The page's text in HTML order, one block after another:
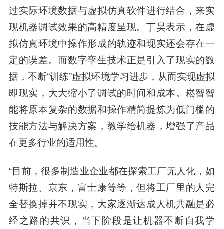
过实际环境数据与虚拟仿真软件进行结合，来实
现机器调试效果的高精度呈现。丁昊表示，在虚
拟仿真环境中操作形成的轨迹和现实还会存在一
定的误差。而数字孪生技术正是引入了现实的数
据，不断“训练”虚拟环境学习进步，从而实现虚拟
即现实，大大缩小了调试的时间和成本。崧智智
能将原本复杂的数据和操作精简提炼为低门槛的
技能方法与解决方案，教学给机器，增强了产品
在更多行业的适用性。
“目前，很多制造业企业都在探索工厂无人化，如
特斯拉、京东， 富士康等等，但将工厂里的人完
全替换掉并不现实，大家逐渐达成人机共融是必
经之路的共识，当下阶段是让机器不断自我学